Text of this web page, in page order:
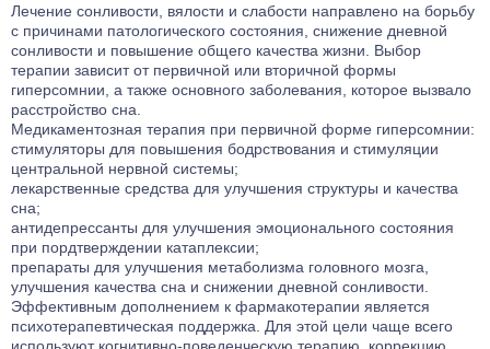
Лечение сонливости, вялости и слабости направлено на борьбу
с причинами патологического состояния, снижение дневной
сонливости и повышение общего качества жизни. Выбор
терапии зависит от первичной или вторичной формы
гиперсомнии, а также основного заболевания, которое вызвало
расстройство сна.
Медикаментозная терапия при первичной форме гиперсомнии:
стимуляторы для повышения бодрствования и стимуляции
центральной нервной системы;
лекарственные средства для улучшения структуры и качества
сна;
антидепрессанты для улучшения эмоционального состояния
при пордтверждении катаплексии;
препараты для улучшения метаболизма головного мозга,
улучшения качества сна и снижении дневной сонливости.
Эффективным дополнением к фармакотерапии является
психотерапевтическая поддержка. Для этой цели чаще всего